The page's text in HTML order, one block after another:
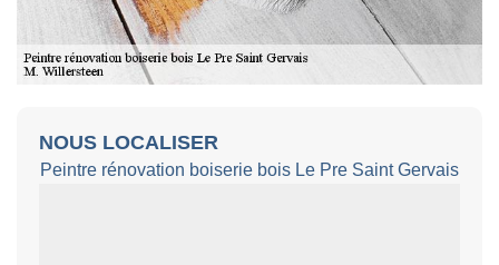
NOUS LOCALISER
Peintre rénovation boiserie bois Le Pre Saint Gervais